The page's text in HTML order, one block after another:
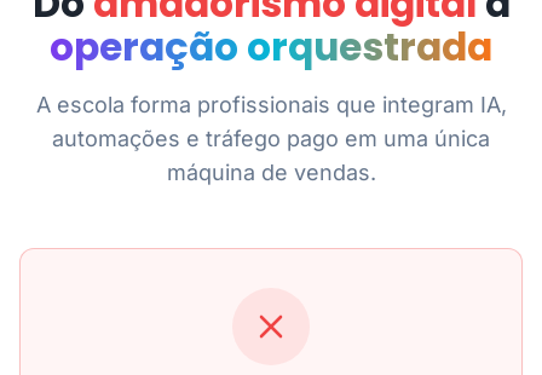
operação orquestrada
A escola forma profissionais que integram IA,
automações e tráfego pago em uma única
máquina de vendas.